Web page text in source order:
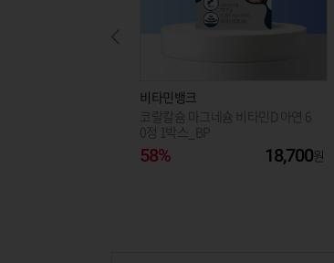
비타민뱅크
코랄칼슘 마그네슘 비타민D 아연 6
0정 1박스_BP
58% 18,700